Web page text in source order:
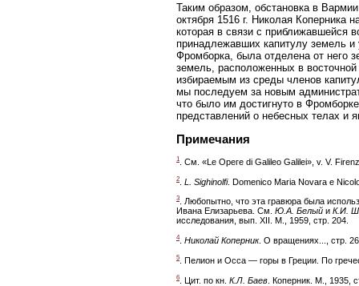
Таким образом, обстановка в
октября 1516 г. Николая
которая в связи с приближавшейся
принадлежавших капитулу земель и
Фромборка, была отделена от него
земель, расположенных в
избираемым из среды членов
мы последуем за новым
что было им достигнуто в
представлений о небесных телах и
Примечания
1 . См. «Le Ореге di Galileo Galilei», v. V.
2 L. Sighinolfi. Domenico Maria Novara e
3
. Любопытно, что эта гравюра была
Ивана Елизарьева. См. Ю.А. Белый и К.И.
исследования, вып. XII. М., 1959, стр. 204.
4. Николай Коперник. О вращениях..., стр.
5 . Пелион и Осса — горы в Греции. По
6 . Цит. по кн. К.Л. Баев . Коперник. М., 1935,